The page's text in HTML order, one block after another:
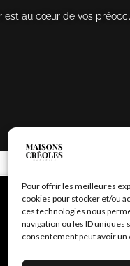
Pour offrir les meilleures
cookies pour stocker et/ou
ces technologies nous
navigation ou les ID uniques
consentement peut avoir
est au cœur de vos